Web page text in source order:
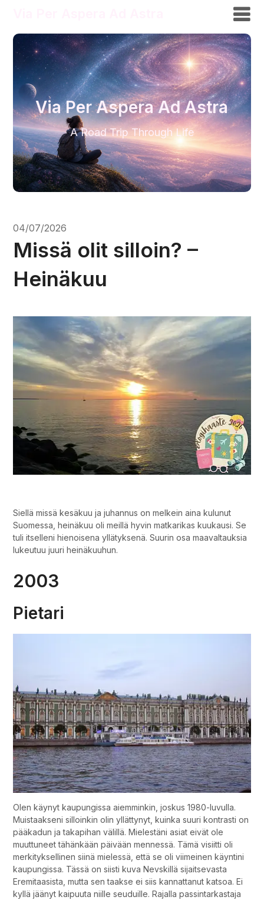
Via Per Aspera Ad Astra
A Road Trip Through Life
04/07/2026
Missä olit silloin? –
Heinäkuu
Siellä missä kesäkuu ja juhannus on melkein aina kulunut
Suomessa, heinäkuu oli meillä hyvin matkarikas kuukausi. Se
tuli itselleni hienoisena yllätyksenä. Suurin osa maavaltauksia
lukeutuu juuri heinäkuuhun.
2003
Pietari
Olen käynyt kaupungissa aiemminkin, joskus 1980-luvulla.
Muistaakseni silloinkin olin yllättynyt, kuinka suuri kontrasti on
pääkadun ja takapihan välillä. Mielestäni asiat eivät ole
muuttuneet tähänkään päivään mennessä. Tämä visiitti oli
merkityksellinen siinä mielessä, että se oli viimeinen käyntini
kaupungissa. Tässä on siisti kuva Nevskillä sijaitsevasta
Eremitaasista, mutta sen taakse ei siis kannattanut katsoa. Ei
kyllä jäänyt kaipuuta niille seuduille. Rajalla passintarkastaja